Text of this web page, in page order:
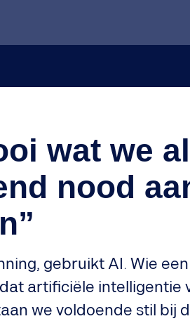
wat we
nood
gebruikt AI. Wie
artificiële intelligentie
we voldoende stil bij